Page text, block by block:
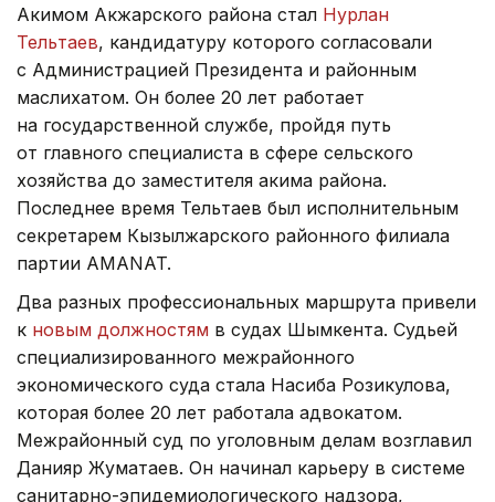
Акимом Акжарского района стал Нурлан
Тельтаев, кандидатуру которого согласовали
с Администрацией Президента и районным
маслихатом. Он более 20 лет работает
на государственной службе, пройдя путь
от главного специалиста в сфере сельского
хозяйства до заместителя акима района.
Последнее время Тельтаев был исполнительным
секретарем Кызылжарского районного филиала
партии AMANAT.
Два разных профессиональных маршрута привели
к новым должностям в судах Шымкента. Судьей
специализированного межрайонного
экономического суда стала Насиба Розикулова,
которая более 20 лет работала адвокатом.
Межрайонный суд по уголовным делам возглавил
Данияр Жуматаев. Он начинал карьеру в системе
санитарно-эпидемиологического надзора,